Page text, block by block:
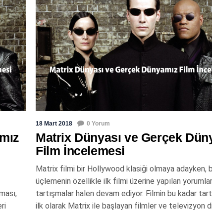
18 Mart 2018 0 Yorum
Matrix Dünyası ve Gerçek
Film İncelemesi
Matrix filmi bir Hollywood klasiği olmaya adayken,
üçlemenin özellikle ilk filmi üzerine yapılan
tartışmalar halen devam ediyor. Filmin bu kadar
ilk olarak Matrix ile başlayan filmler ve televizyon